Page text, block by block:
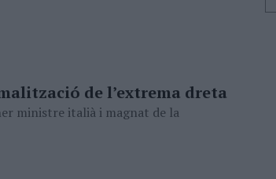
de l’extrema dreta
ministre italià i magnat de la